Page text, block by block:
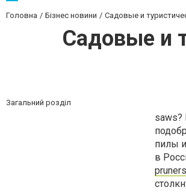
Головна Бізнес новини Садовые и
Садовые и
Загальний розділ
saws?
пилы
в